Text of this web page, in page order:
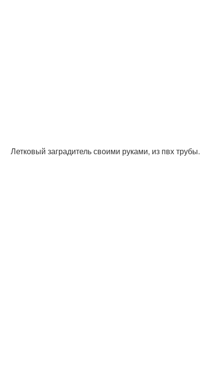
Летковый заградитель своими руками, из пвх трубы.